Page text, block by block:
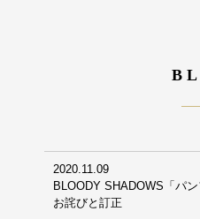
2020.11.09
BLOODY SHADOWS「パ
お詫びと訂正